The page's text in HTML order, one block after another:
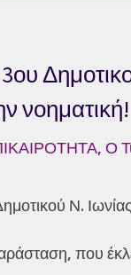
νοηματική!
,Ο
Ν.
που